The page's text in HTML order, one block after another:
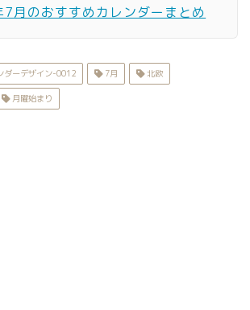
月のおすすめカレンダーまとめ
ダーデザイン-0012 7月 北欧
月曜始まり